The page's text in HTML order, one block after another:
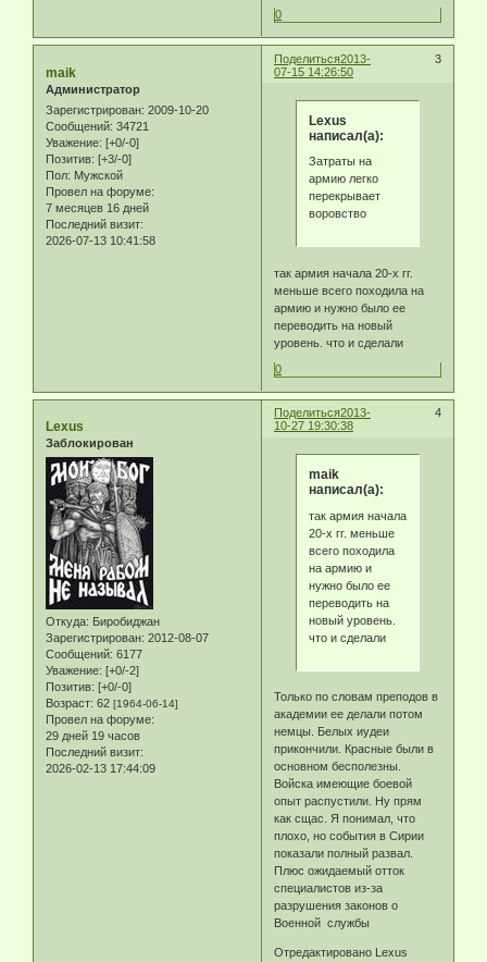
0
Поделиться 3
2013-
07-15 14:26:50
maik
Администратор
Зарегистрирован: 2009-10-20
Сообщений: 34721
Уважение: [+0/-0]
Позитив: [+3/-0]
Пол: Мужской
Провел на форуме:
7 месяцев 16 дней
Последний визит:
2026-07-13 10:41:58
Lexus
написал(а):
Затраты на
армию легко
перекрывает
воровство
так армия начала 20-х гг.
меньше всего походила на
армию и нужно было ее
переводить на новый
уровень. что и сделали
0
Поделиться 4
2013-
10-27 19:30:38
Lexus
Заблокирован
Откуда: Биробиджан
Зарегистрирован: 2012-08-07
Сообщений: 6177
Уважение: [+0/-2]
Позитив: [+0/-0]
Возраст: 62 [1964-06-14]
Провел на форуме:
29 дней 19 часов
Последний визит:
2026-02-13 17:44:09
maik
написал(а):
так армия начала
20-х гг. меньше
всего походила
на армию и
нужно было ее
переводить на
новый уровень.
что и сделали
Только по словам преподов в
академии ее делали потом
немцы. Белых иудеи
прикончили. Красные были в
основном бесполезны.
Войска имеющие боевой
опыт распустили. Ну прям
как сщас. Я понимал, что
плохо, но события в Сирии
показали полный развал.
Плюс ожидаемый отток
специалистов из-за
разрушения законов о
Военной службы
Отредактировано Lexus